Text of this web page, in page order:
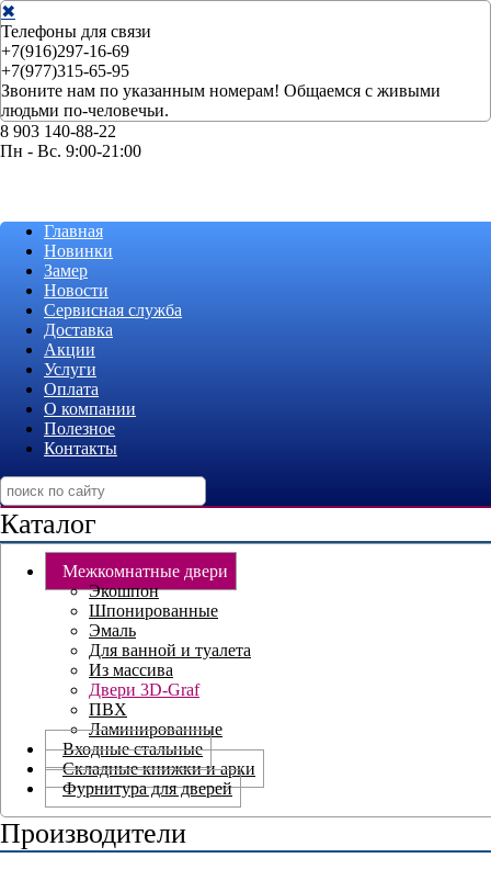
✖
Телефоны для связи
+7(916)297-16-69
+7(977)315-65-95
Звоните нам по указанным номерам! Общаемся с живыми
людьми по-человечьи.
8 903 140-88-22
Пн - Вс. 9:00-21:00
Главная
Новинки
Замер
Новости
Сервисная служба
Доставка
Акции
Услуги
Оплата
О компании
Полезное
Контакты
Каталог
Межкомнатные двери
Экошпон
Шпонированные
Эмаль
Для ванной и туалета
Из массива
Двери 3D-Graf
ПВХ
Ламинированные
Входные стальные
Складные книжки и арки
Фурнитура для дверей
Производители